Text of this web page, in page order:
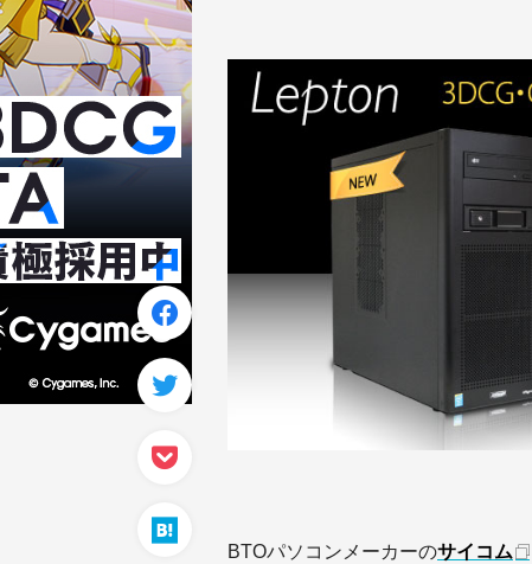
BTOパソコンメーカーのサイコム